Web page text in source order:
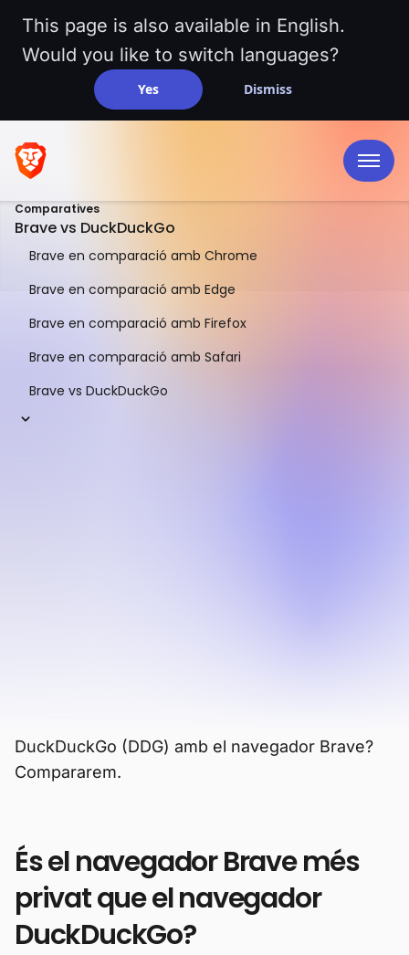
This page is also available in English.
Would you like to switch languages?
Yes Dismiss
Comparatives
Brave vs DuckDuckGo
Brave en comparació amb Chrome
Brave en comparació amb Edge
Brave en comparació amb Firefox
Brave en comparació amb Safari
Brave vs DuckDuckGo
UNA COMPARACIÓ PARAL·LELA
Navegador Brave vs
DuckDuckGo
DuckDuckGo (DDG) amb el navegador Brave?
Compararem.
És el navegador Brave més
privat que el navegador
DuckDuckGo?